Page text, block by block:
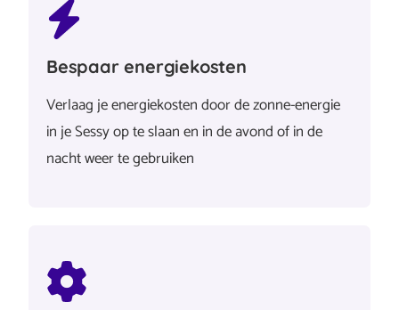
Bespaar energiekosten
Verlaag je energiekosten door de zonne-energie
in je Sessy op te slaan en in de avond of in de
nacht weer te gebruiken